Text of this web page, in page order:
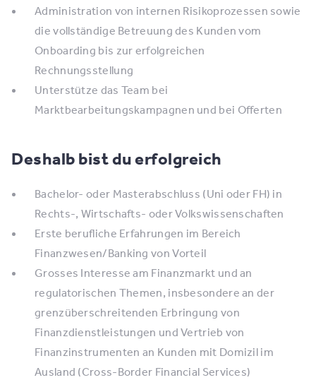
Administration von internen Risikoprozessen sowie
die vollständige Betreuung des Kunden vom
Onboarding bis zur erfolgreichen
Rechnungsstellung
Unterstütze das Team bei
Marktbearbeitungskampagnen und bei Offerten
Deshalb bist du erfolgreich
Bachelor- oder Masterabschluss (Uni oder FH) in
Rechts-, Wirtschafts- oder Volkswissenschaften
Erste berufliche Erfahrungen im Bereich
Finanzwesen/Banking von Vorteil
Grosses Interesse am Finanzmarkt und an
regulatorischen Themen, insbesondere an der
grenzüberschreitenden Erbringung von
Finanzdienstleistungen und Vertrieb von
Finanzinstrumenten an Kunden mit Domizil im
Ausland (Cross-Border Financial Services)